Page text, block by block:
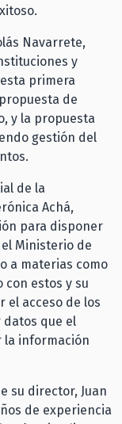
Navarrete,
y
primera
de
y la propuesta
gestión del
de la
Achá,
para disponer
Ministerio de
a materias como
estos y su
acceso de los
que el
la información
su director, Juan
de experiencia